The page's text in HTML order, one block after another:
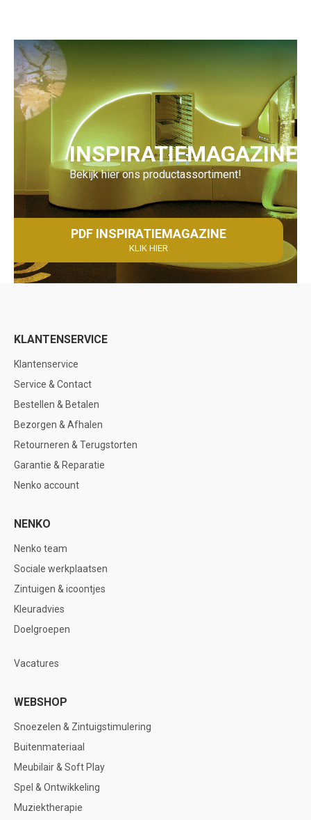
INSPIRATIEMAGAZINE
Bekijk hier ons productassortiment!
PDF INSPIRATIEMAGAZINE
KLIK HIER
KLANTENSERVICE
Klantenservice
Service & Contact
Bestellen & Betalen
Bezorgen & Afhalen
Retourneren & Terugstorten
Garantie & Reparatie
Nenko account
NENKO
Nenko team
Sociale werkplaatsen
Zintuigen & icoontjes
Kleuradvies
Doelgroepen
Vacatures
WEBSHOP
Snoezelen & Zintuigstimulering
Buitenmateriaal
Meubilair & Soft Play
Spel & Ontwikkeling
Muziektherapie